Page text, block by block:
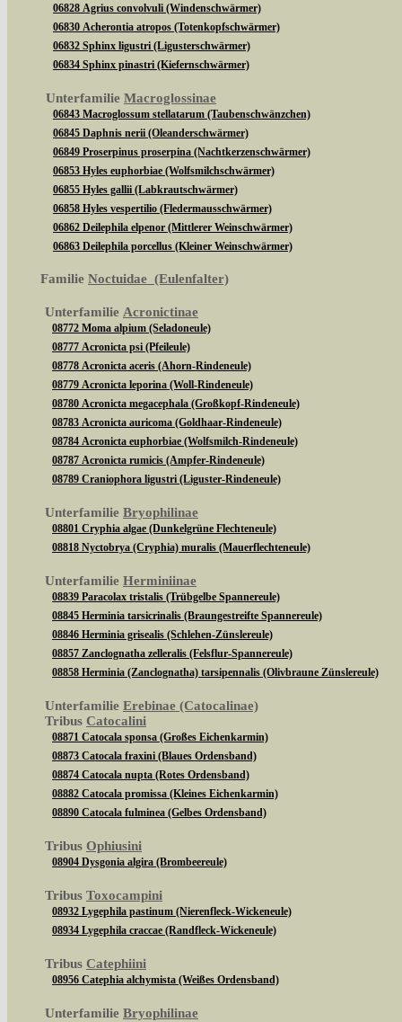
06828 Agrius convolvuli (Windenschwärmer)
06830 Acherontia atropos (Totenkopfschwärmer)
06832 Sphinx ligustri (Ligusterschwärmer)
06834 Sphinx pinastri (Kiefernschwärmer)
Unterfamilie Macroglossinae
06843 Macroglossum stellatarum (Taubenschwänzchen)
06845 Daphnis nerii (Oleanderschwärmer)
06849 Proserpinus proserpina (Nachtkerzenschwärmer)
06853 Hyles euphorbiae (Wolfsmilchschwärmer)
06855 Hyles gallii (Labkrautschwärmer)
06858 Hyles vespertilio (Fledermausschwärmer)
06862 Deilephila elpenor (Mittlerer Weinschwärmer)
06863 Deilephila porcellus (Kleiner Weinschwärmer)
Familie Noctuidae (Eulenfalter)
Unterfamilie Acronictinae
08772 Moma alpium (Seladoneule)
08777 Acronicta psi (Pfeileule)
08778 Acronicta aceris (Ahorn-Rindeneule)
08779 Acronicta leporina (Woll-Rindeneule)
08780 Acronicta megacephala (Großkopf-Rindeneule)
08783 Acronicta auricoma (Goldhaar-Rindeneule)
08784 Acronicta euphorbiae (Wolfsmilch-Rindeneule)
08787 Acronicta rumicis (Ampfer-Rindeneule)
08789 Craniophora ligustri (Liguster-Rindeneule)
Unterfamilie Bryophilinae
08801 Cryphia algae (Dunkelgrüne Flechteneule)
08818 Nyctobrya (Cryphia) muralis (Mauerflechteneule)
Unterfamilie Herminiinae
08839 Paracolax tristalis (Trübgelbe Spannereule)
08845 Herminia tarsicrinalis (Braungestreifte Spannereule)
08846 Herminia grisealis (Schlehen-Zünslereule)
08857 Zanclognatha zelleralis (Felsflur-Spannereule)
08858 Herminia (Zanclognatha) tarsipennalis (Olivbraune Zünslereule)
Unterfamilie Erebinae (Catocalinae)
Tribus Catocalini
08871 Catocala sponsa (Großes Eichenkarmin)
08873 Catocala fraxini (Blaues Ordensband)
08874 Catocala nupta (Rotes Ordensband)
08882 Catocala promissa (Kleines Eichenkarmin)
08890 Catocala fulminea (Gelbes Ordensband)
Tribus Ophiusini
08904 Dysgonia algira (Brombeereule)
Tribus Toxocampini
08932 Lygephila pastinum (Nierenfleck-Wickeneule)
08934 Lygephila craccae (Randfleck-Wickeneule)
Tribus Catephiini
08956 Catephia alchymista (Weißes Ordensband)
Unterfamilie Bryophilinae